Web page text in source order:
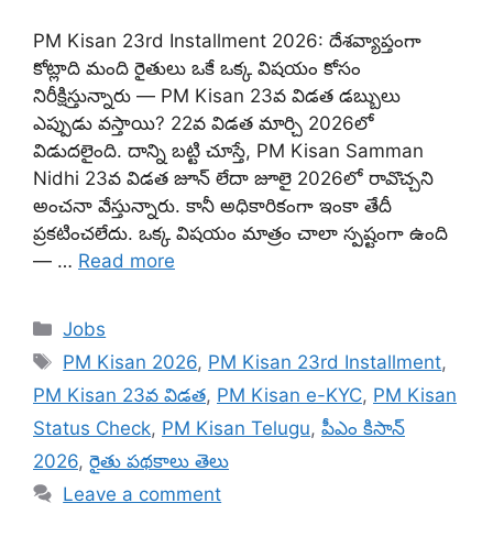
PM Kisan 23rd Installment 2026: దేశవ్యాప్తంగా
కోట్లాది మంది రైతులు ఒకే ఒక్క విషయం కోసం
నిరీక్షిస్తున్నారు — PM Kisan 23వ విడత డబ్బులు
ఎప్పుడు వస్తాయి? 22వ విడత మార్చి 2026లో
విడుదలైంది. దాన్ని బట్టి చూస్తే, PM Kisan Samman
Nidhi 23వ విడత జూన్ లేదా జూలై 2026లో రావొచ్చని
అంచనా వేస్తున్నారు. కానీ అధికారికంగా ఇంకా తేదీ
ప్రకటించలేదు. ఒక్క విషయం మాత్రం చాలా స్పష్టంగా ఉంది
— … Read more
Categories
Jobs
Tags
PM Kisan 2026, PM Kisan 23rd Installment,
PM Kisan 23వ విడత, PM Kisan e-KYC, PM Kisan
Status Check, PM Kisan Telugu, పీఎం కిసాన్
2026, రైతు పథకాలు తెలు
Leave a comment